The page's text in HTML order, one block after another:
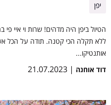
יפן
הטיול ביפן היה מדהים! שרות וי איי
ללא תקלה הכי קטנה. תודה על הכל
אותנטיקו...
דוד אוחנה | 21.07.2023